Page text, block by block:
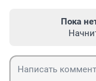
Пока